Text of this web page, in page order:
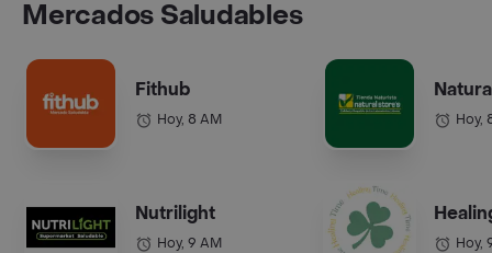
Mercados Saludables
Fithub
Hoy, 8 AM
Nutrilight
Hoy, 9 AM
Hoy,
Hoy,